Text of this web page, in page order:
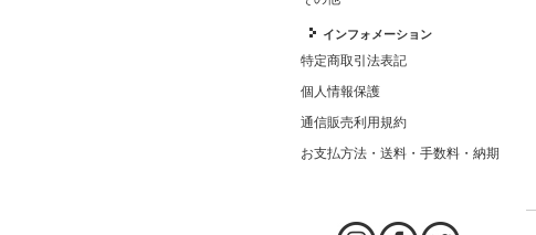
インフォメーション
特定商取引法表記
個人情報保護
通信販売利用規約
お支払方法・送料・手数料・納期